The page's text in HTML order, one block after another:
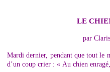
LE
par
Mardi dernier, pendant que tout le
d’un coup crier : « Au chien